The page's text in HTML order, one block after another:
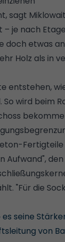
sagt
je nach
doch etwas
Holz als in
wird beim
Aufwand",
"Für die
seine
von